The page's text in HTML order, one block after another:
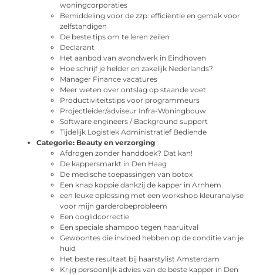
woningcorporaties
Bemiddeling voor de zzp: efficiëntie en gemak voor
zelfstandigen
De beste tips om te leren zeilen
Declarant
Het aanbod van avondwerk in Eindhoven
Hoe schrijf je helder en zakelijk Nederlands?
Manager Finance vacatures
Meer weten over ontslag op staande voet
Productiviteitstips voor programmeurs
Projectleider/adviseur Infra-Woningbouw
Software engineers / Background support
Tijdelijk Logistiek Administratief Bediende
Categorie: Beauty en verzorging
Afdrogen zonder handdoek? Dat kan!
De kappersmarkt in Den Haag
De medische toepassingen van botox
Een knap koppie dankzij de kapper in Arnhem
een leuke oplossing met een workshop kleuranalyse
voor mijn garderobeprobleem
Een ooglidcorrectie
Een speciale shampoo tegen haaruitval
Gewoontes die invloed hebben op de conditie van je
huid
Het beste resultaat bij haarstylist Amsterdam
Krijg persoonlijk advies van de beste kapper in Den